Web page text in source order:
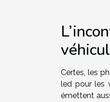
Certes, les
led pour les
émettent